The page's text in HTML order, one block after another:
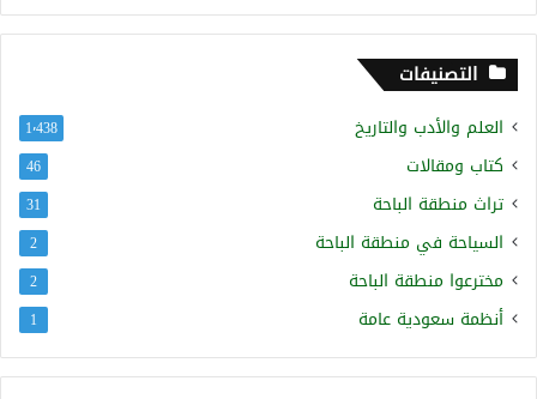
التصنيفات
العلم والأدب والتاريخ 1٬438
كتاب ومقالات 46
تراث منطقة الباحة 31
السياحة في منطقة الباحة 2
مخترعوا منطقة الباحة 2
أنظمة سعودية عامة 1